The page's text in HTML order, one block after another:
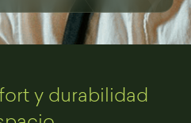
y durabilidad